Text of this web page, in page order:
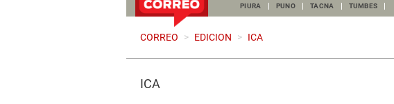
PIURA PUNO TACNA TUMBES
CORREO > EDICION > ICA
ICA